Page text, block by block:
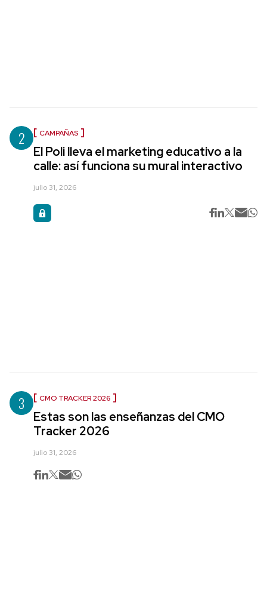
2 CAMPAÑAS
El Poli lleva el marketing educativo a la
calle: así funciona su mural interactivo
julio 31, 2026
3 CMO TRACKER 2026
Estas son las enseñanzas del CMO
Tracker 2026
julio 31, 2026